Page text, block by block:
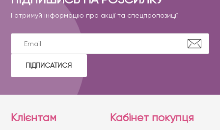
І отримуй інформацію про акції та спецпропозиції
ПІДПИСАТИСЯ
Клієнтам Кабінет покупця